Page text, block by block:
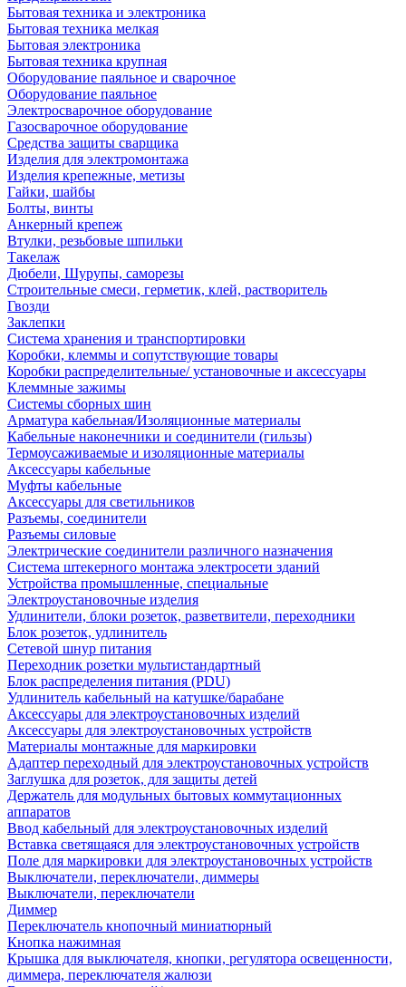
Бытовая техника и электроника
Бытовая техника мелкая
Бытовая электроника
Бытовая техника крупная
Оборудование паяльное и сварочное
Оборудование паяльное
Электросварочное оборудование
Газосварочное оборудование
Средства защиты сварщика
Изделия для электромонтажа
Изделия крепежные, метизы
Гайки, шайбы
Болты, винты
Анкерный крепеж
Втулки, резьбовые шпильки
Такелаж
Дюбели, Шурупы, саморезы
Строительные смеси, герметик, клей, растворитель
Гвозди
Заклепки
Система хранения и транспортировки
Коробки, клеммы и сопутствующие товары
Коробки распределительные/ установочные и аксессуары
Клеммные зажимы
Системы сборных шин
Арматура кабельная/Изоляционные материалы
Кабельные наконечники и соединители (гильзы)
Термоусаживаемые и изоляционные материалы
Аксессуары кабельные
Муфты кабельные
Аксессуары для светильников
Разъемы, соединители
Разъемы силовые
Электрические соединители различного назначения
Система штекерного монтажа электросети зданий
Устройства промышленные, специальные
Электроустановочные изделия
Удлинители, блоки розеток, разветвители, переходники
Блок розеток, удлинитель
Сетевой шнур питания
Переходник розетки мультистандартный
Блок распределения питания (PDU)
Удлинитель кабельный на катушке/барабане
Аксессуары для электроустановочных изделий
Аксессуары для электроустановочных устройств
Материалы монтажные для маркировки
Адаптер переходный для электроустановочных устройств
Заглушка для розеток, для защиты детей
Держатель для модульных бытовых коммутационных
аппаратов
Ввод кабельный для электроустановочных изделий
Вставка светящаяся для электроустановочных устройств
Поле для маркировки для электроустановочных устройств
Выключатели, переключатели, диммеры
Выключатели, переключатели
Диммер
Переключатель кнопочный миниатюрный
Кнопка нажимная
Крышка для выключателя, кнопки, регулятора освещенности,
диммера, переключателя жалюзи